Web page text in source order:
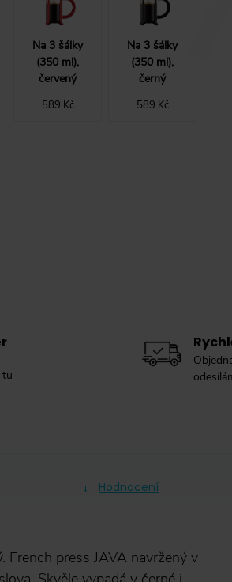
Na 3 šálky
(350 ml),
červený
589 Kč
Na 3 šálky
(350 ml),
černý
589 Kč
tu
Hodnocení
. French press JAVA navržený v